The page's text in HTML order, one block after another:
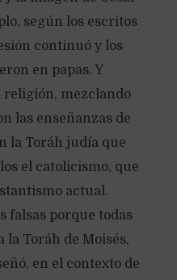
según los escritos
continuó y los
en papas. Y
religión, mezclando
las enseñanzas de
la Toráh judía que
el catolicismo, que
actual.
falsas porque todas
la Toráh de Moisés,
en el contexto de